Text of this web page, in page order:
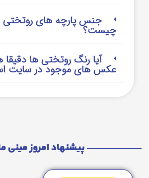
جنس پارچه های روتختی
چیست؟
آیا رنگ روتختی ها دقیقا
عکس های موجود در سایت
پیشنهاد امروز مینی